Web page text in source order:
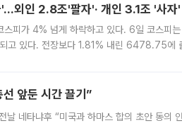
외인 2.8조'팔자'· 개인 3.1조 '사자'
피가 4% 넘게 하락하고 있다. 6일 코스피는
있다. 전장보다 1.81% 내린 6478.75에
앞둔 시간 끌기”
날 네타냐후 “미국과 하마스 합의 초안 동의